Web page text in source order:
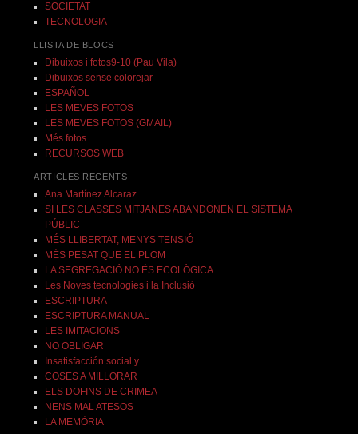
SOCIETAT
TECNOLOGIA
LLISTA DE BLOCS
Dibuixos i fotos9-10 (Pau Vila)
Dibuixos sense colorejar
ESPAÑOL
LES MEVES FOTOS
LES MEVES FOTOS (GMAIL)
Més fotos
RECURSOS WEB
ARTICLES RECENTS
Ana Martínez Alcaraz
SI LES CLASSES MITJANES ABANDONEN EL SISTEMA
PÚBLIC
MÉS LLIBERTAT, MENYS TENSIÓ
MÉS PESAT QUE EL PLOM
LA SEGREGACIÓ NO ÉS ECOLÒGICA
Les Noves tecnologies i la Inclusió
ESCRIPTURA
ESCRIPTURA MANUAL
LES IMITACIONS
NO OBLIGAR
Insatisfacción social y ….
COSES A MILLORAR
ELS DOFINS DE CRIMEA
NENS MAL ATESOS
LA MEMÒRIA